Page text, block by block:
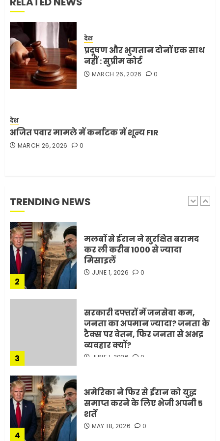
देश
प्रदूषण और भुगतान दोनों एक साथ
नहीं : सुप्रीम कोर्ट
MARCH 26, 2026 0
देश
अजित पवार मामले में कर्नाटक में शून्य FIR
MARCH 26, 2026 0
TRENDING NEWS
4
5
भारत-अमेरिका व्यापार समझौता
ट्रंप ने किया एलान
FEBRUARY 3, 2026
घातक बीमारी, जो धीरे-धीरे इंसान,
रिश्ते और भविष्य सब कुछ निगल
2
मलबों से ईरान ने सुरक्षित बरामद
कर ली करीब 1000 से ज्यादा
सरकारी दफ्तरों में जनसेवा कम,
जनता का अपमान ज्यादा? जनता के
JUNE 1, 2026 0
4
अमेरिका ने फिर से ईरान को युद्ध
समाप्त करने के लिए भेजी अपनी 5
भारत-अमेरिका व्यापार समझौता